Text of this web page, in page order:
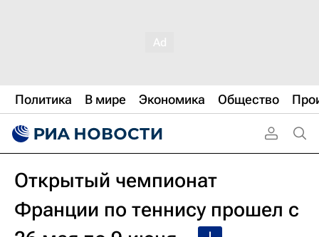
Политика В мире Экономика Общество
Открытый чемпионат
Франции по теннису прошел с